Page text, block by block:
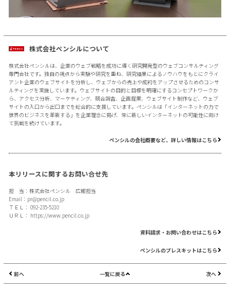
株式会社ペンシルについて
株式会社ペンシルは、企業のウェブ戦略を成功に導く研究開発型のウェブコンサルティング
専門会社です。独自の視点から実験や研究を重ね、研究結果によるノウハウをもとにクライ
アント企業のウェブサイトを分析し、ウェブからの売上や成約をアップさせるためのコンサ
ルティングを実施しています。ウェブサイトの目的と目標を明確にするコンセプトワークか
ら、アクセス分析、マーケティング、競合調査、企画提案、ウェブサイト制作など、ウェブ
サイトの入口から出口までを総合的に支援しています。ペンシルは「インターネットの力で
世界のビジネスを革新する」を企業理念に掲げ、常に新しいインターネットの可能性に向け
て挑戦を続けています。
ペンシルの会社概要など、詳しい情報はこちら
本リリースに関するお問い合せ先
担 当：株式会社ペンシル 広報担当
Email： pr@pencil.co.jp
ＴＥＬ： 092-235-5210
ＵＲＬ： https://www.pencil.co.jp
資料請求・お問い合わせはこちら
ペンシルのプレスキットはこちら
前へ 一覧に戻る 次へ